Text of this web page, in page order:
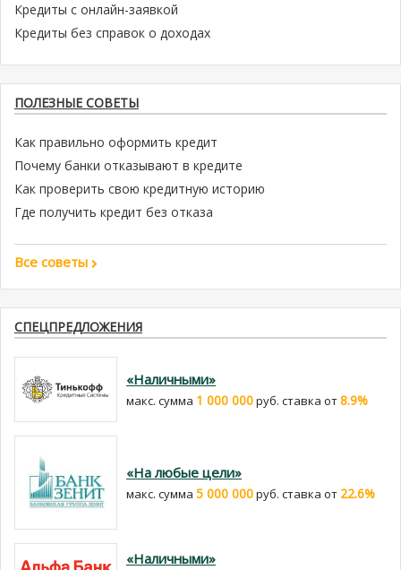
Кредиты с онлайн-заявкой
Кредиты без справок о доходах
ПОЛЕЗНЫЕ СОВЕТЫ
Как правильно оформить кредит
Почему банки отказывают в кредите
Как проверить свою кредитную историю
Где получить кредит без отказа
Все советы
СПЕЦПРЕДЛОЖЕНИЯ
«Наличными»
макс. сумма 1 000 000руб. cтавка от8.9%
«На любые цели»
макс. сумма 5 000 000руб. cтавка от 22.6%
«Наличными»